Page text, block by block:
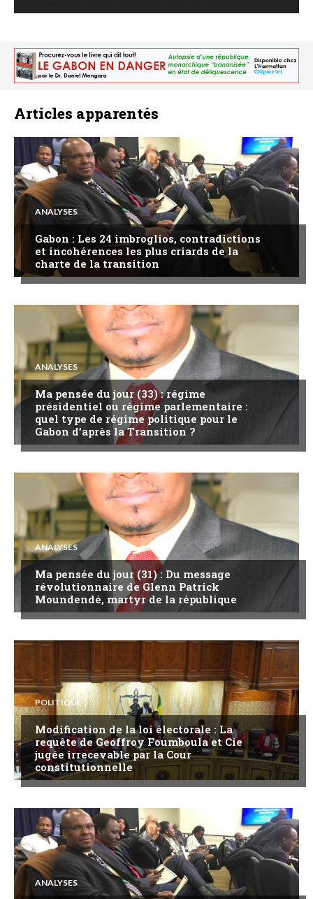
Articles apparentés
ANALYSES
Gabon : Les 24 imbroglios, contradictions
et incohérences les plus criards de la
charte de la transition
ANALYSES
Ma pensée du jour (33) : régime
présidentiel ou régime parlementaire :
quel type de régime politique pour le
Gabon d’après la Transition ?
ANALYSES
Ma pensée du jour (31) : Du message
révolutionnaire de Glenn Patrick
Moundendé, martyr de la république
POLITIQUE
Modification de la loi électorale : La
requête de Geoffroy Foumboula et Cie
jugée irrecevable par la Cour
constitutionnelle
ANALYSES